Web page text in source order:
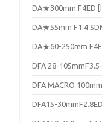
DA★300mm F4ED
DA★55mm F1.4
DA★60-250mm
DFA 28-
DFA MACRO
DFA15-